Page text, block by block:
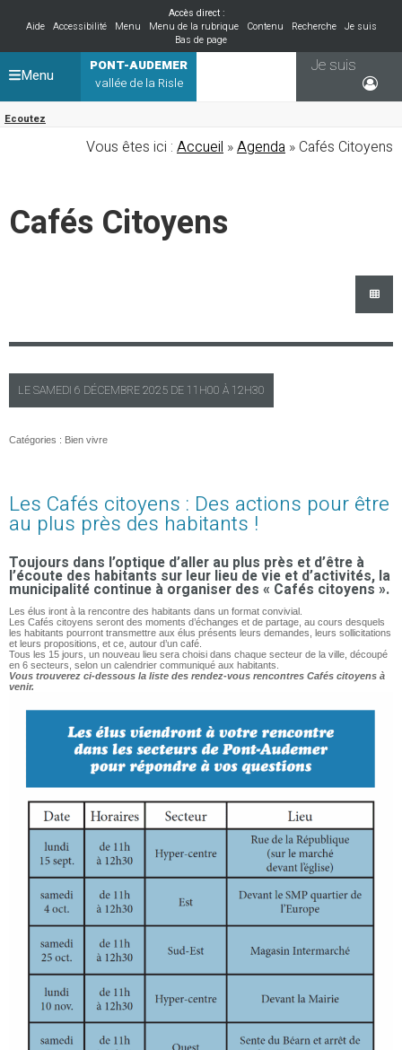
Accès direct :
Aide
Accessibilité Menu Menu de la rubrique Contenu Recherche
Je suis
Bas de page
PONT-AUDEMER
vallée de la Risle
Ecoutez
Je suis
Menu
Vous êtes ici : Accueil »Agenda » Cafés Citoyens
Cafés Citoyens
LESAMEDI 6 DÉCEMBRE 2025 DE 11H00 À 12H30
Catégories : Bien vivre
Les Cafés citoyens : Des actions pour être
au plus près des habitants !
Toujours dans l’optique d’aller au plus près et d’être à
l’écoute des habitants sur leur lieu de vie et d’activités, la
municipalité continue à organiser des « Cafés citoyens ».
Les élus iront à la rencontre des habitants dans un format convivial.
Les Cafés citoyens seront des moments d’échanges et de partage, au cours desquels
les habitants pourront transmettre aux élus présents leurs demandes, leurs sollicitations
et leurs propositions, et ce, autour d’un café.
Tous les 15 jours, un nouveau lieu sera choisi dans chaque secteur de la ville, découpé
en 6 secteurs, selon un calendrier communiqué aux habitants.
Vous trouverez ci-dessous la liste des rendez-vous rencontres Cafés citoyens à
venir.